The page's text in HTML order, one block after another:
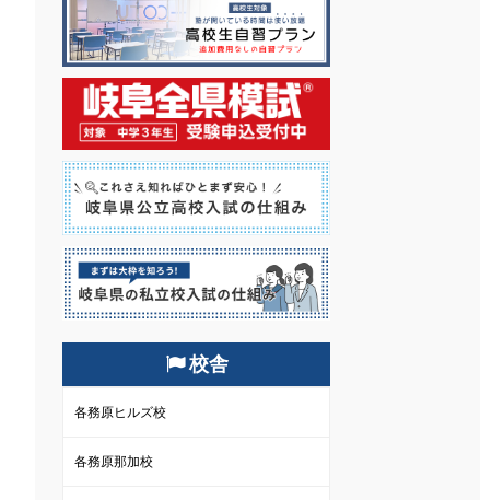
校舎
各務原ヒルズ校
各務原那加校